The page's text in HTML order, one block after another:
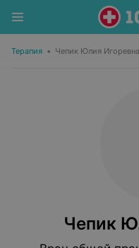
Терапия • Чепик Юлия Игоревна
Чепик